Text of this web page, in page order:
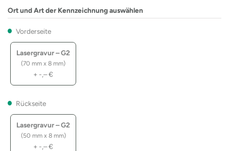
Ort und Art der Kennzeichnung auswählen
Vorderseite
Lasergravur – G2
(70 mm x 8 mm)
+ -,–€
Rückseite
Lasergravur – G2
(50 mm x 8 mm)
+ -,–€